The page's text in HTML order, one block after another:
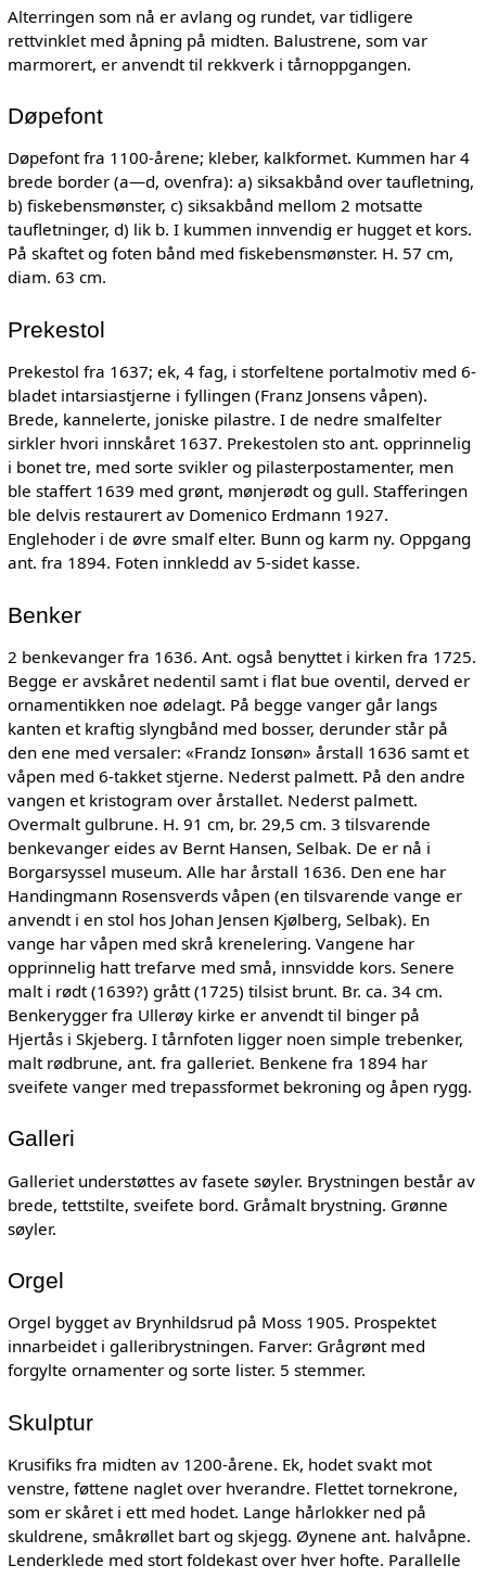
Alterringen som nå er avlang og rundet, var tidligere
rettvinklet med åpning på midten. Balustrene, som var
marmorert, er anvendt til rekkverk i tårnoppgangen.
Døpefont
Døpefont fra 1100-årene; kleber, kalkformet. Kummen har 4
brede border (a—d, ovenfra): a) siksakbånd over taufletning,
b) fiskebensmønster, c) siksakbånd mellom 2 motsatte
taufletninger, d) lik b. I kummen innvendig er hugget et kors.
På skaftet og foten bånd med fiskebensmønster. H. 57 cm,
diam. 63 cm.
Prekestol
Prekestol fra 1637; ek, 4 fag, i storfeltene portalmotiv med 6-
bladet intarsiastjerne i fyllingen (Franz Jonsens våpen).
Brede, kannelerte, joniske pilastre. I de nedre smalfelter
sirkler hvori innskåret 1637. Prekestolen sto ant. opprinnelig
i bonet tre, med sorte svikler og pilasterpostamenter, men
ble staffert 1639 med grønt, mønjerødt og gull. Stafferingen
ble delvis restaurert av Domenico Erdmann 1927.
Englehoder i de øvre smalf elter. Bunn og karm ny. Oppgang
ant. fra 1894. Foten innkledd av 5-sidet kasse.
Benker
2 benkevanger fra 1636. Ant. også benyttet i kirken fra 1725.
Begge er avskåret nedentil samt i flat bue oventil, derved er
ornamentikken noe ødelagt. På begge vanger går langs
kanten et kraftig slyngbånd med bosser, derunder står på
den ene med versaler: «Frandz Ionsøn» årstall 1636 samt et
våpen med 6-takket stjerne. Nederst palmett. På den andre
vangen et kristogram over årstallet. Nederst palmett.
Overmalt gulbrune. H. 91 cm, br. 29,5 cm. 3 tilsvarende
benkevanger eides av Bernt Hansen, Selbak. De er nå i
Borgarsyssel museum. Alle har årstall 1636. Den ene har
Handingmann Rosensverds våpen (en tilsvarende vange er
anvendt i en stol hos Johan Jensen Kjølberg, Selbak). En
vange har våpen med skrå krenelering. Vangene har
opprinnelig hatt trefarve med små, innsvidde kors. Senere
malt i rødt (1639?) grått (1725) tilsist brunt. Br. ca. 34 cm.
Benkerygger fra Ullerøy kirke er anvendt til binger på
Hjertås i Skjeberg. I tårnfoten ligger noen simple trebenker,
malt rødbrune, ant. fra galleriet. Benkene fra 1894 har
sveifete vanger med trepassformet bekroning og åpen rygg.
Galleri
Galleriet understøttes av fasete søyler. Brystningen består av
brede, tettstilte, sveifete bord. Gråmalt brystning. Grønne
søyler.
Orgel
Orgel bygget av Brynhildsrud på Moss 1905. Prospektet
innarbeidet i galleribrystningen. Farver: Grågrønt med
forgylte ornamenter og sorte lister. 5 stemmer.
Skulptur
Krusifiks fra midten av 1200-årene. Ek, hodet svakt mot
venstre, føttene naglet over hverandre. Flettet tornekrone,
som er skåret i ett med hodet. Lange hårlokker ned på
skuldrene, småkrøllet bart og skjegg. Øynene ant. halvåpne.
Lenderklede med stort foldekast over hver hofte. Parallelle